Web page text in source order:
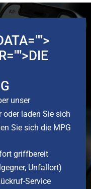
">
">DIE
unser
laden Sie sich
Sie sich die MPG
griffbereit
Unfallort)
Service